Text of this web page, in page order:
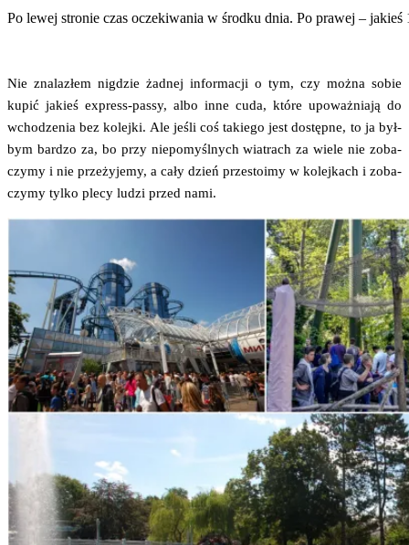
Po lewej stro­nie czas ocze­ki­wa­nia w środ­ku dnia. Po pra­wej –
Nie zna­la­złem nigdzie żad­nej infor­ma­cji o tym, czy moż­na sobie
kupić jakieś express-pas­sy, albo inne cuda, któ­re upo­waż­nia­ją do
wcho­dze­nia bez kolej­ki. Ale jeśli coś takie­go jest dostęp­ne, to ja był­
bym bar­dzo za, bo przy nie­po­myśl­nych wia­trach za wie­le nie zoba­
czy­my i nie prze­ży­je­my, a cały dzień prze­sto­imy w kolej­kach i zoba­
czy­my tyl­ko ple­cy ludzi przed nami.